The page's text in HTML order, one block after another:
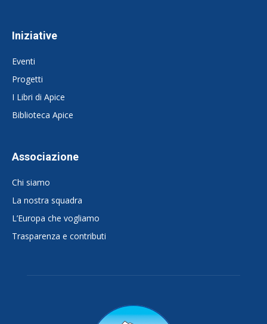
Iniziative
Eventi
Progetti
I Libri di Apice
Biblioteca Apice
Associazione
Chi siamo
La nostra squadra
L’Europa che vogliamo
Trasparenza e contributi